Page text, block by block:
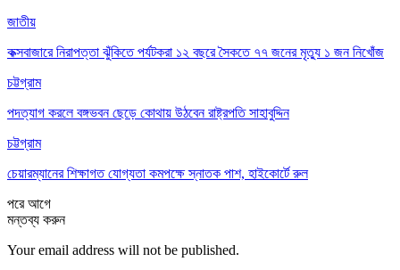
জাতীয়
কক্সবাজারে নিরাপত্তা ঝুঁকিতে পর্যটকরা ১২ বছরে সৈকতে ৭৭ জনের মৃত্যু ১ জন নিখোঁজ
চট্টগ্রাম
পদত্যাগ করলে বঙ্গভবন ছেড়ে কোথায় উঠবেন রাষ্ট্রপতি সাহাবুদ্দিন
চট্টগ্রাম
চেয়ারম্যানের শিক্ষাগত যোগ্যতা কমপক্ষে স্নাতক পাশ, হাইকোর্টে রুল
পরেআগে
মন্তব্য করুন
Your email address will not be published.